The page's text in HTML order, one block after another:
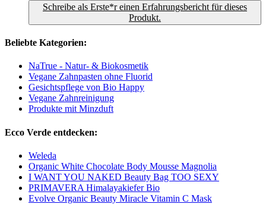
Schreibe als Erste*r einen Erfahrungsbericht für dieses
Produkt.
Beliebte Kategorien:
NaTrue - Natur- & Biokosmetik
Vegane Zahnpasten ohne Fluorid
Gesichtspflege von Bio Happy
Vegane Zahnreinigung
Produkte mit Minzduft
Ecco Verde entdecken:
Weleda
Organic White Chocolate Body Mousse Magnolia
I WANT YOU NAKED Beauty Bag TOO SEXY
PRIMAVERA Himalayakiefer Bio
Evolve Organic Beauty Miracle Vitamin C Mask